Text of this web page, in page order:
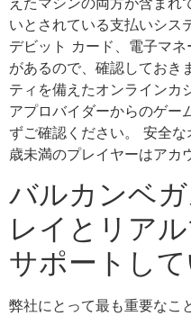
いとされている支払いシス
デビット カード、電子マ
があるので、確認しておき
ティを備えたオンラインカ
アプロバイダーからのゲー
ずご確認ください。 安全
歳未満のプレイヤーはアカ
バルカンベ
レイとリア
サポートして
弊社にとって最も重要なこ